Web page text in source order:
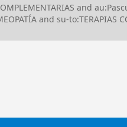
and
and su-to:TERAPIAS